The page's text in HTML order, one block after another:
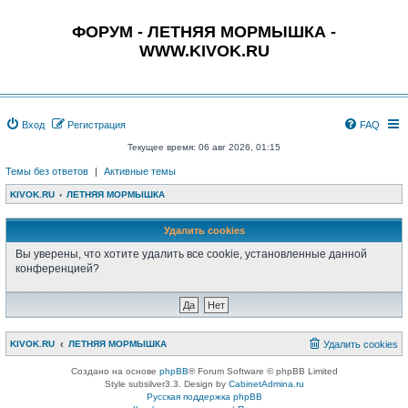
ФОРУМ - ЛЕТНЯЯ МОРМЫШКА -
WWW.KIVOK.RU
Вход Регистрация FAQ
Текущее время: 06 авг 2026, 01:15
Темы без ответов | Активные темы
KIVOK.RU ЛЕТНЯЯ МОРМЫШКА
Удалить cookies
Вы уверены, что хотите удалить все cookie, установленные данной
конференцией?
KIVOK.RU ЛЕТНЯЯ МОРМЫШКА Удалить cookies
Создано на основе phpBB® Forum Software © phpBB Limited
Style subsilver3.3. Design by CabinetAdmina.ru
Русская поддержка phpBB